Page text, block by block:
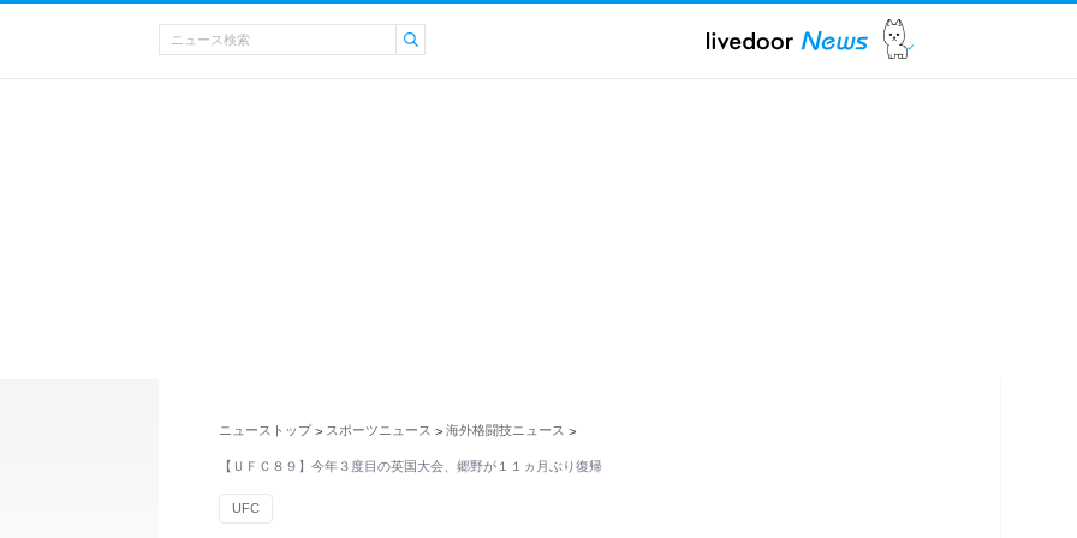
ニューストップ > スポーツニュース > 海外格闘技ニュース >
【ＵＦＣ８９】今年３度目の英国大会、郷野が１１ヵ月ぶり復帰
UFC